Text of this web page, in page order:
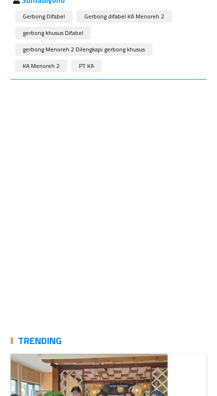
Gerbong Difabel
Gerbong difabel KA Menoreh 2
gerbong khusus Difabel
gerbong Menoreh 2 Dilengkapi gerbong khusus
KA Menoreh 2
PT KA
TRENDING